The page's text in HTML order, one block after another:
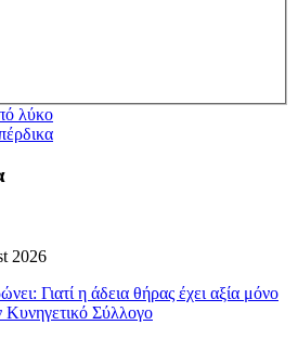
2026
Γιατί η άδεια θήρας έχει αξία μόνο
Κυνηγετικό Σύλλογο